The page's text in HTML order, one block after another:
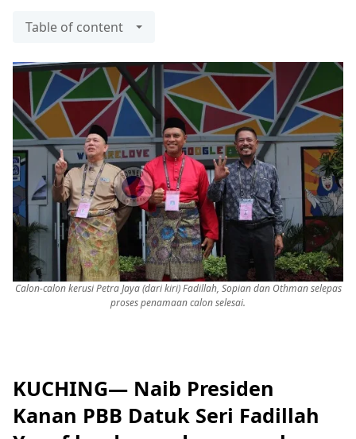
Table of content
Calon-calon kerusi Petra Jaya (dari kiri) Fadillah, Sopian dan Othman selepas
proses penamaan calon selesai.
KUCHING— Naib Presiden
Kanan PBB Datuk Seri Fadillah